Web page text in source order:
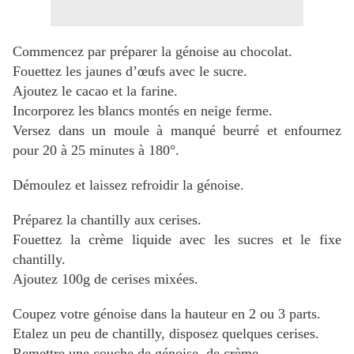
Commencez par préparer la génoise au chocolat.
Fouettez les jaunes d’œufs avec le sucre.
Ajoutez le cacao et la farine.
Incorporez les blancs montés en neige ferme.
Versez dans un moule à manqué beurré et enfournez
pour 20 à 25 minutes à 180°.
Démoulez et laissez refroidir la génoise.
Préparez la chantilly aux cerises.
Fouettez la crème liquide avec les sucres et le fixe
chantilly.
Ajoutez 100g de cerises mixées.
Coupez votre génoise dans la hauteur en 2 ou 3 parts.
Etalez un peu de chantilly, disposez quelques cerises.